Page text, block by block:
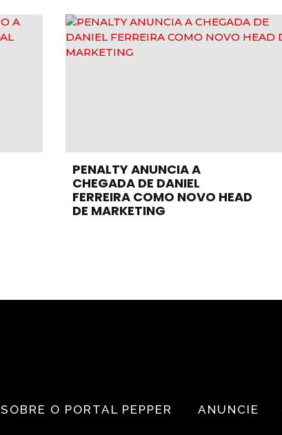
PENALTY ANUNCIA A
CHEGADA DE DANIEL
FERREIRA COMO NOVO HEAD
DE MARKETING
SOBRE O PORTAL PEPPER ANUNCIE